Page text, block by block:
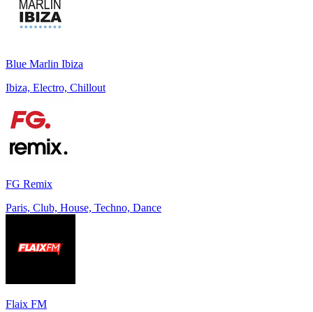
Blue Marlin Ibiza
Ibiza, Electro, Chillout
FG Remix
Paris, Club, House, Techno, Dance
Flaix FM